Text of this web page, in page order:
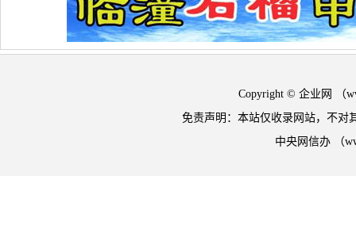
Copyright © 企业网 （
免责声明：本站仅收录网站，不对
中央网信办 （